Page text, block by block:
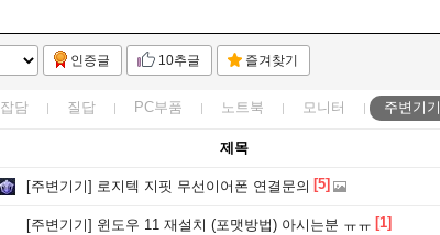
인증글 10추글 즐겨찾기
잡담 질답 PC부품 노트북 모니터 주변기기
제목
[주변기기] 로지텍 지핏 무선이어폰 연결문의 [5]
[주변기기] 윈도우 11 재설치 (포맷방법) 아시는분 ㅠㅠ [1]